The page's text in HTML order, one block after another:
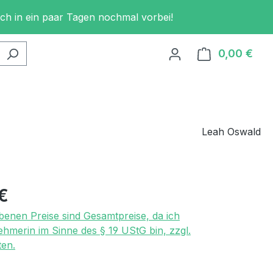
in ein paar Tagen nochmal vorbei!
0,00 €
Leah Oswald
Preise sind Gesamtpreise, da ich
im Sinne des § 19 UStG bin, zzgl.